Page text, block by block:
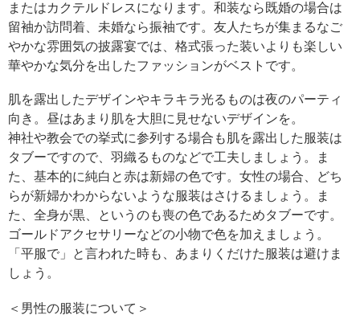
またはカクテルドレスになります。和装なら既婚の場合は
留袖か訪問着、未婚なら振袖です。友人たちが集まるなご
やかな雰囲気の披露宴では、格式張った装いよりも楽しい
華やかな気分を出したファッションがベストです。
肌を露出したデザインやキラキラ光るものは夜のパーティ
向き。昼はあまり肌を大胆に見せないデザインを。
神社や教会での挙式に参列する場合も肌を露出した服装は
タブーですので、羽織るものなどで工夫しましょう。ま
た、基本的に純白と赤は新婦の色です。女性の場合、どち
らが新婦かわからないような服装はさけるましょう。ま
た、全身が黒、というのも喪の色であるためタブーです。
ゴールドアクセサリーなどの小物で色を加えましょう。
「平服で」と言われた時も、あまりくだけた服装は避けま
しょう。
＜男性の服装について＞